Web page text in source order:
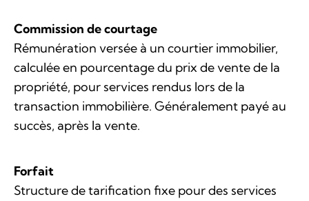
Commission de courtage
Rémunération versée à un courtier immobilier,
calculée en pourcentage du prix de vente de la
propriété, pour services rendus lors de la
transaction immobilière. Généralement payé au
succès, après la vente.
Forfait
Structure de tarification fixe pour des services